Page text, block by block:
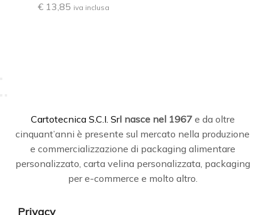
€ 13,85 iva inclusa
Cartotecnica S.C.I. Srl nasce nel 1967e da oltre
cinquant’anni è presente sul mercato nella produzione
e commercializzazione di packaging alimentare
personalizzato, carta velina personalizzata, packaging
per e-commerce e molto altro.
Privacy